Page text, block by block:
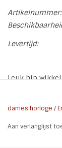
Artikelnummer:
Levertijd:
Leuk hip
* Roestvrij
dames horloge /
Aan verlanglijst